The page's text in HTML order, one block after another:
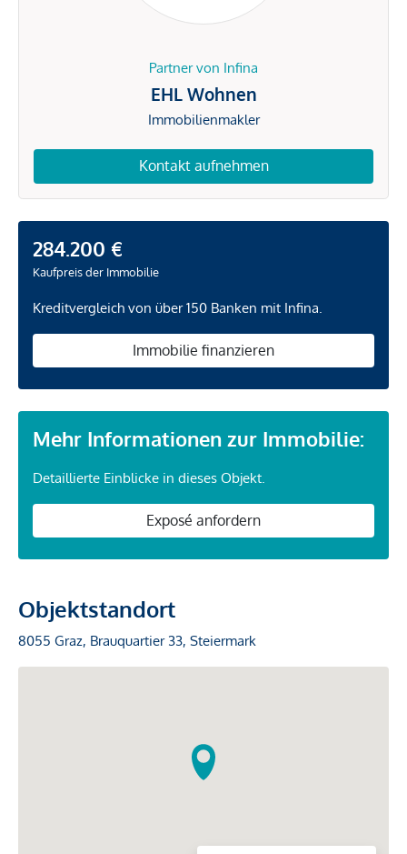
Partner von Infina
EHL Wohnen
Immobilienmakler
Kontakt aufnehmen
284.200 €
Kaufpreis der Immobilie
Kreditvergleich von über 150 Banken mit Infina.
Immobilie finanzieren
Mehr Informationen zur Immobilie:
Detaillierte Einblicke in dieses Objekt.
Exposé anfordern
Objektstandort
8055 Graz, Brauquartier 33, Steiermark